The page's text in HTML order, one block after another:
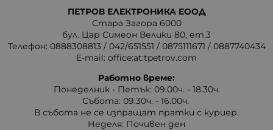
ПЕТРОВ ЕЛЕКТРОНИКА ЕООД
Стара Загора 6000
бул. Цар Симеон Велики 80, ет.3
Телефон: 0888308813 / 042/651551 / 0875111671 / 0887740434
E-mail: office:at:tpetrov.com
Работно време:
Понеделник - Петък: 09.00ч. - 18.30ч.
Събота: 09.30ч. - 16.00ч.
В събота не се изпращат пратки с куриер.
Неделя: Почивен ден